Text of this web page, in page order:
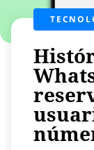
Mundo
Virales
Tecnología
Economía
Estilo de vida
Contenido